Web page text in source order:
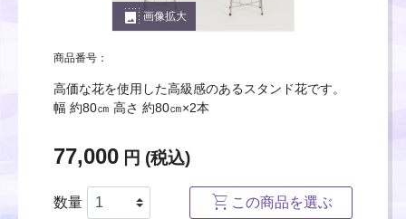
photo_size_select_large 画像拡大
商品番号：
高価な花を使用した高級感のあるスタンド花です。
幅 約80㎝ 高さ 約80㎝×2本
77,000 円 (税込)
数量 この商品を選ぶ